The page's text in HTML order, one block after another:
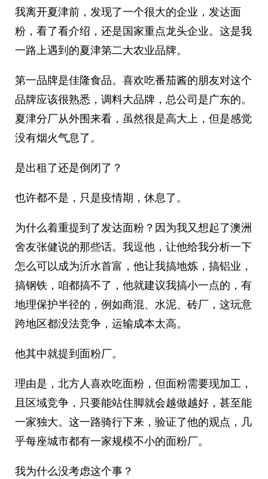
我离开夏津前，发现了一个很大的企业，发达面
粉，看了看介绍，还是国家重点龙头企业。这是我
一路上遇到的夏津第二大农业品牌。
第一品牌是佳隆食品。喜欢吃番茄酱的朋友对这个
品牌应该很熟悉，调料大品牌，总公司是广东的。
夏津分厂从外围来看，虽然很是高大上，但是感觉
没有烟火气息了。
是出租了还是倒闭了？
也许都不是，只是疫情期，休息了。
为什么着重提到了发达面粉？因为我又想起了澳洲
舍友张健说的那些话。我逗他，让他给我分析一下
怎么可以成为沂水首富，他让我搞地炼，搞铝业，
搞钢铁，咱都搞不了，他就建议我搞小一点的，有
地理保护半径的，例如商混、水泥、砖厂，这玩意
跨地区都没法竞争，运输成本太高。
他其中就提到面粉厂。
理由是，北方人喜欢吃面粉，但面粉需要现加工，
且区域竞争，只要能站住脚就会越做越好，甚至能
一家独大。这一路骑行下来，验证了他的观点，几
乎每座城市都有一家规模不小的面粉厂。
我为什么没考虑这个事？